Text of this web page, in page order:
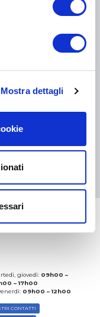
Mostra dettagli
giovedì: 09h00 –
– 17h00
09h00 – 12h00
CONTATTI